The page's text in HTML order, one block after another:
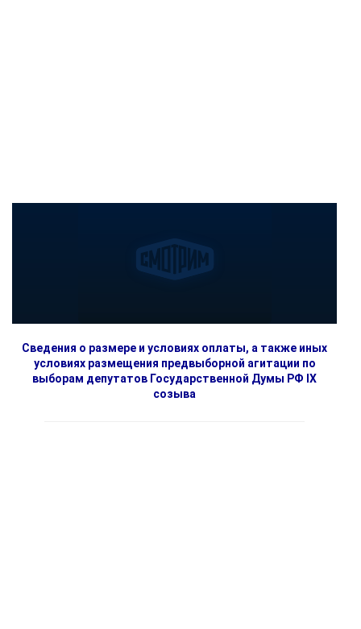
Сведения о размере и условиях оплаты, а также иных
условиях размещения предвыборной агитации по
выборам депутатов Государственной Думы РФ IX
созыва